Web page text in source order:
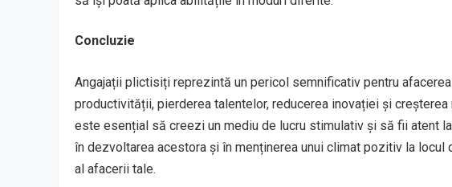
Concluzie
Angajații plictisiți reprezintă un pericol semnificativ pentru
productivității, pierderea talentelor, reducerea inovației și
este esențial să creezi un mediu de lucru stimulativ și să fii atent
în dezvoltarea acestora și în menținerea unui climat pozitiv la locul
al afacerii tale.